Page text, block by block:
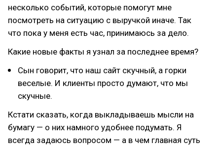
несколько событий, которые помогут мне
посмотреть на ситуацию с выручкой иначе. Так
что пока у меня есть час, принимаюсь за дело.
Какие новые факты я узнал за последнее время?
Сын говорит, что наш сайт скучный, а горки
веселые. И клиенты просто думают, что мы
скучные.
Кстати сказать, когда выкладываешь мысли на
бумагу — о них намного удобнее подумать. Я
всегда задаюсь вопросом — а в чем главная суть